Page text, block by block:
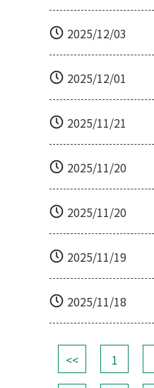
2025/12/03
2025/12/01
2025/11/21
2025/11/20
2025/11/20
2025/11/19
2025/11/18
<< 1